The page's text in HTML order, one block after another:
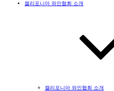
캘리포니아 와인협회 소개
캘리포니아 와인협회 소개